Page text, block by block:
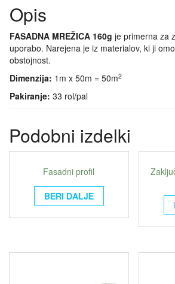
Opis
FASADNA MREŽICA 160g je primerna za
uporabo. Narejena je iz materialov, ki ji
obstojnost.
Dimenzija: 1m x 50m = 50m2
Pakiranje: 33 rol/pal
Podobni izdelki
Fasadni profil
BERI DALJE